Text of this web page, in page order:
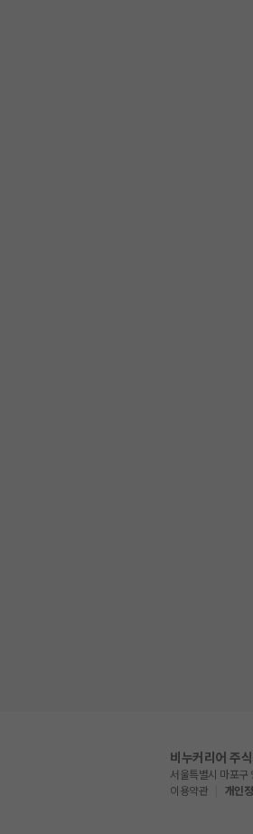
비누커리어 주
서울특별시 마포구
이용약관
개인